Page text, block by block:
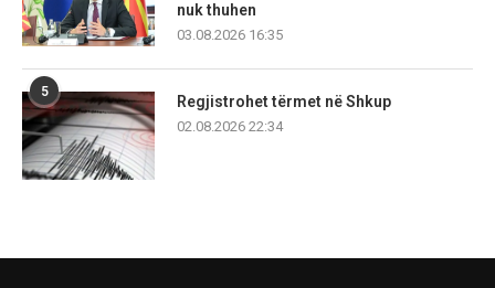
nuk thuhen
03.08.2026 16:35
5
Regjistrohet tërmet në Shkup
02.08.2026 22:34